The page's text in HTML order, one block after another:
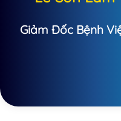
Giảm Đốc Bệnh